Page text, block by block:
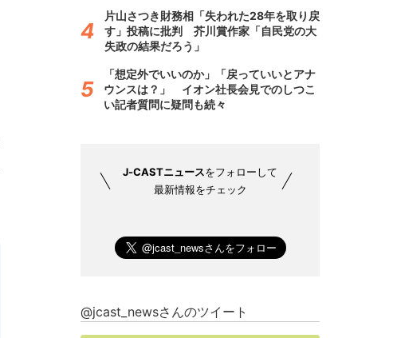
片山さつき財務相「失われた28年を取り戻
す」投稿に批判 芥川賞作家「自民党の大
失政の結果だろう」
「想定外でいいのか」「戻っていいとアナ
ウンスは？」 イオン社長会見でのしつこ
い記者質問に疑問も続々
J-CASTニュースをフォローして
最新情報をチェック
@jcast_newsさんのツイート